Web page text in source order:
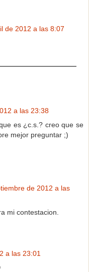
de 2012 a las 8:07
a las 23:38
es ¿c.s.? creo que se
mejor preguntar ;)
de 2012 a las
mi contestacion.
a las 23:01